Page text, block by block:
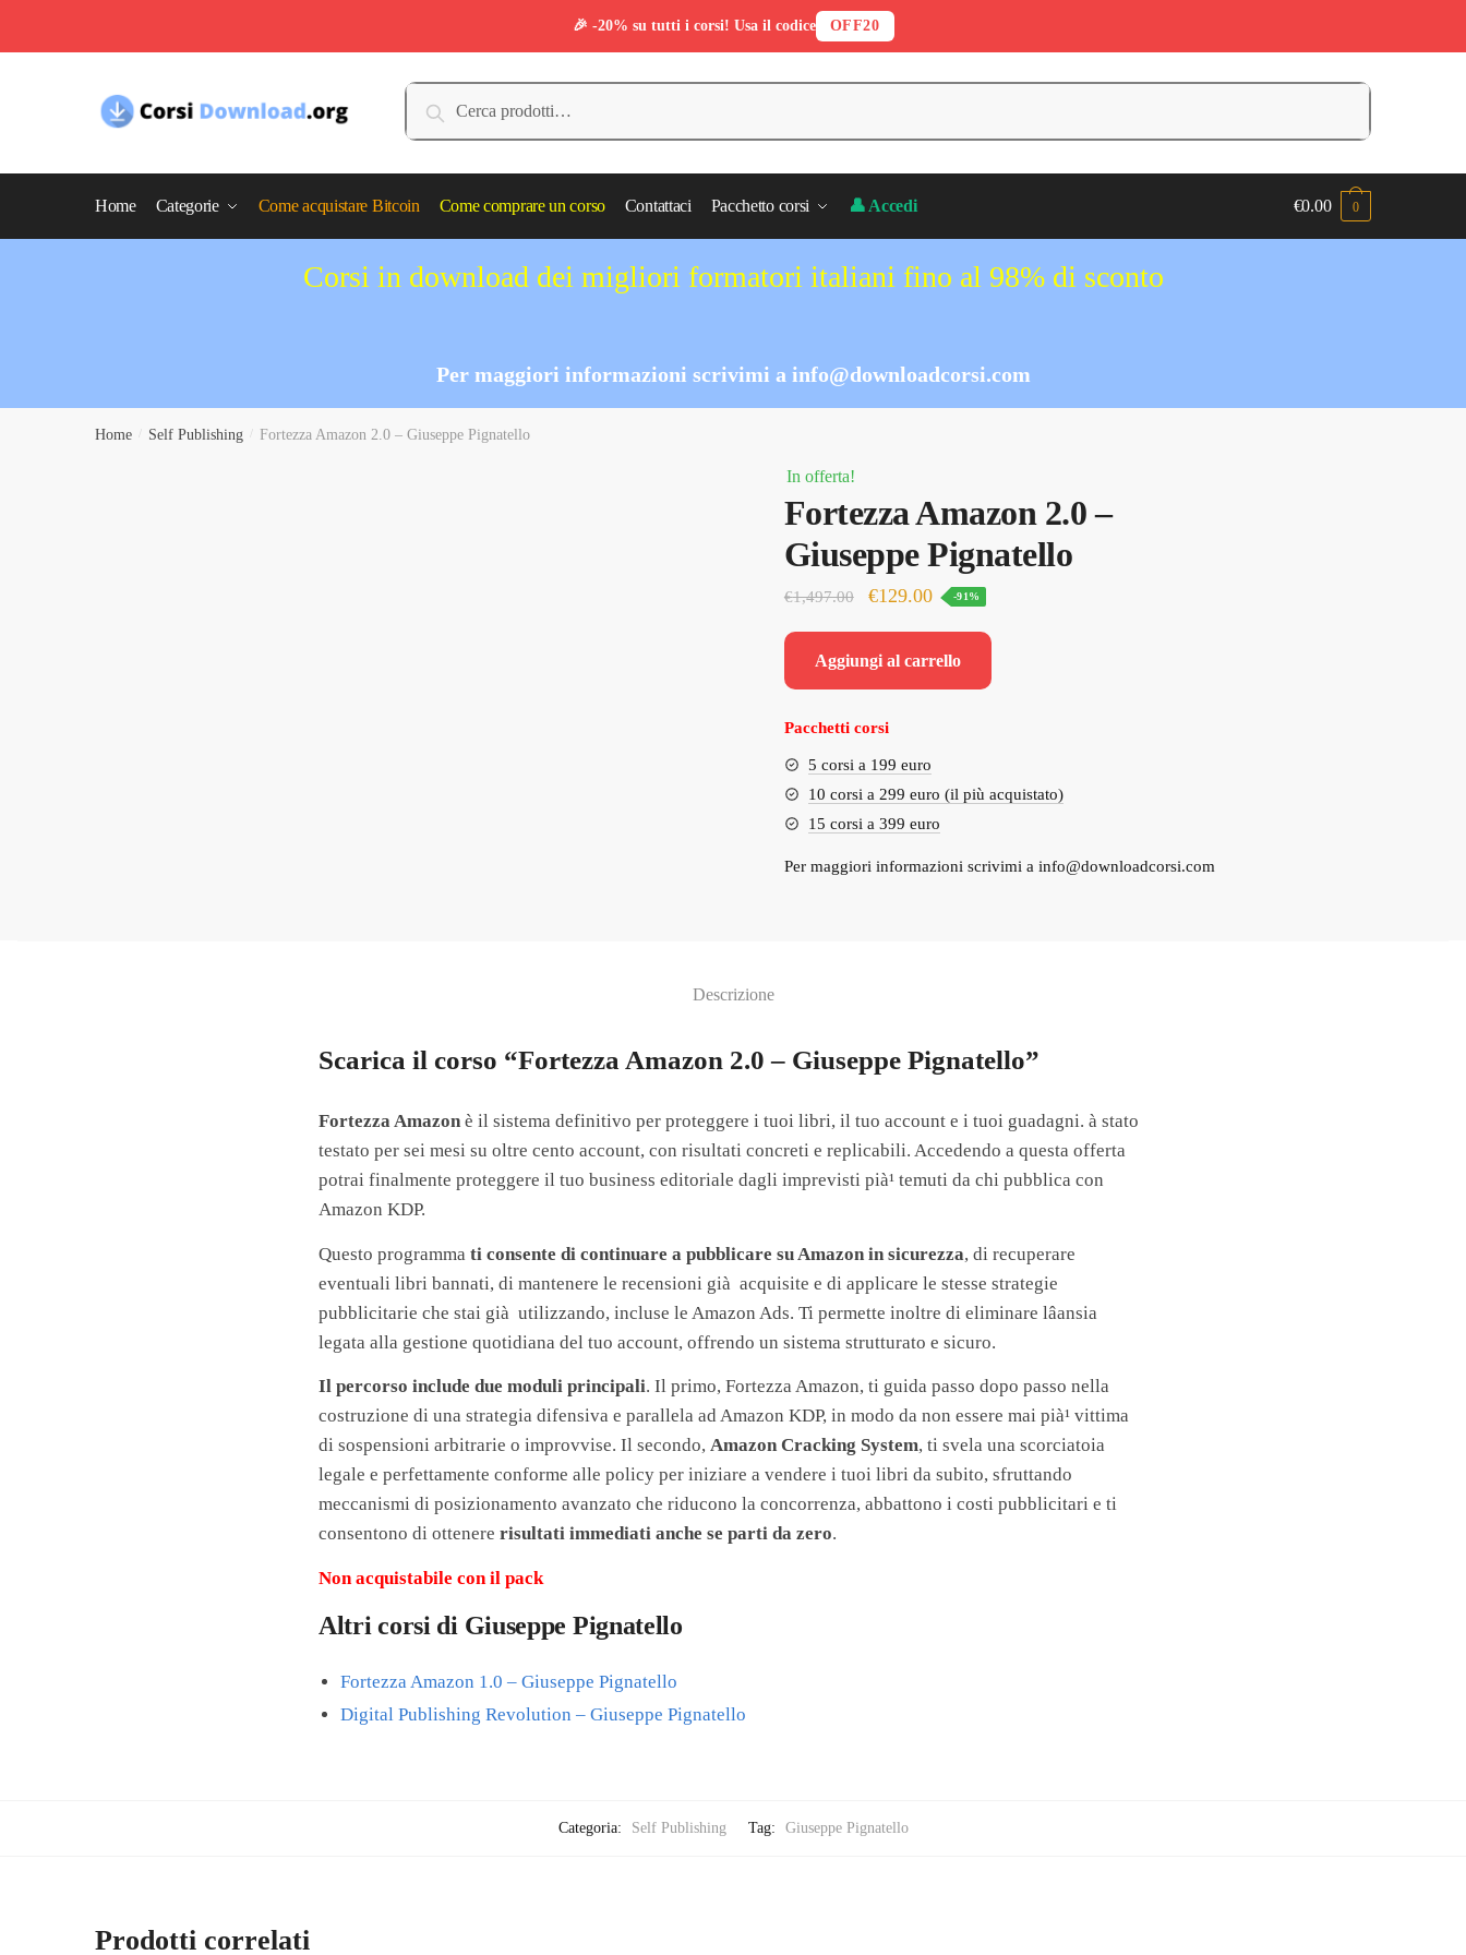
Cerca:
Cerca
Home Categorie Come acquistare Bitcoin Come comprare un corso Contattaci Pacchetto corsi 👤 Accedi €0.00 0
Corsi in download dei migliori formatori italiani fino al 98% di sconto
Per maggiori informazioni scrivimi a info@downloadcorsi.com
Home Self Publishing Fortezza Amazon 2.0 – Giuseppe Pignatello
In offerta!
Fortezza Amazon 2.0 –
Giuseppe Pignatello
€1,497.00
Il
originale
era:
€1,497.00.
€129.00Il
attuale
è:
-91%
Aggiungi al carrello
Pacchetti corsi
5 corsi a 199 euro
10 corsi a 299 euro (il più acquistato)
15 corsi a 399 euro
Per maggiori informazioni scrivimi a info@downloadcorsi.com
Descrizione
Scarica il corso “Fortezza Amazon 2.0 – Giuseppe Pignatello”
Fortezza Amazon è il sistema definitivo per proteggere i tuoi libri, il tuo account e i tuoi guadagni. à stato
testato per sei mesi su oltre cento account, con risultati concreti e replicabili. Accedendo a questa offerta
potrai finalmente proteggere il tuo business editoriale dagli imprevisti pià¹ temuti da chi pubblica con
Amazon KDP.
Questo programmati consente di continuare a pubblicare su Amazon in sicurezza, di recuperare
eventuali libri bannati, di mantenere le recensioni già acquisite e di applicare le stesse strategie
pubblicitarie che stai già utilizzando, incluse le Amazon Ads. Ti permette inoltre di eliminare lâansia
legata alla gestione quotidiana del tuo account, offrendo un sistema strutturato e sicuro.
Il percorso include due moduli principali. Il primo, Fortezza Amazon, ti guida passo dopo passo nella
costruzione di una strategia difensiva e parallela ad Amazon KDP, in modo da non essere mai pià¹ vittima
di sospensioni arbitrarie o improvvise. Il secondo,Amazon Cracking System, ti svela una scorciatoia
legale e perfettamente conforme alle policy per iniziare a vendere i tuoi libri da subito, sfruttando
meccanismi di posizionamento avanzato che riducono la concorrenza, abbattono i costi pubblicitari e ti
consentono di ottenererisultati immediati anche se parti da zero.
Non acquistabile con il pack
Altri corsi di Giuseppe Pignatello
Fortezza Amazon 1.0 – Giuseppe Pignatello
Digital Publishing Revolution – Giuseppe Pignatello
Categoria: Self Publishing Tag: Giuseppe Pignatello
Prodotti correlati
🎉 -20% su tutti i corsi! Usa il codice OFF20